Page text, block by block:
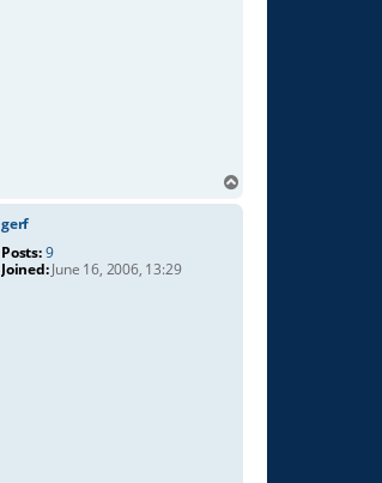
gerf
Posts:9
Joined:June 16, 2006, 13:29